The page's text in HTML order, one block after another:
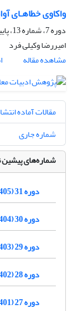
واکاوی خطاهـای
دوره 7، شماره 13، پاییز 1381
امیررضا وکیلى فرد
مشاهده مقاله
مقالات آماده
شماره جاری
شماره‌های
دوره 31 (1405)
دوره 30 (1404)
دوره 29 (1403)
دوره 28 (1402)
دوره 27 (1401)